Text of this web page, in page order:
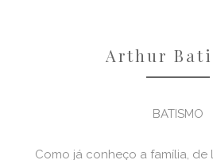
Arthur
BATISMO
Como já conheço a família,